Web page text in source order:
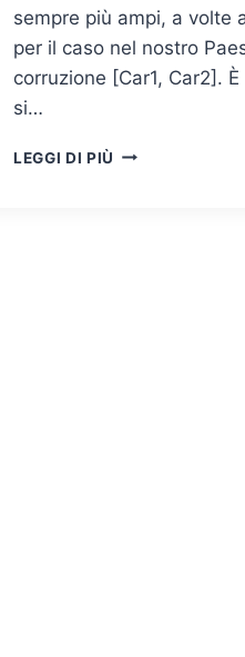
sempre più ampi, a volte
per il caso nel nostro
corruzione [Car1, Car2].
si…
LEGGI DI PIÙ GESTIONE